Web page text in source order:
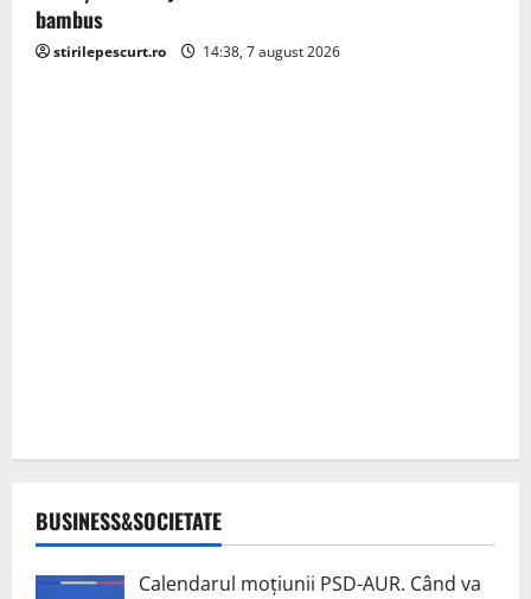
bambus
stirilepescurt.ro 14:38, 7 august 2026
BUSINESS&SOCIETATE
Calendarul moțiunii PSD-AUR. Când va